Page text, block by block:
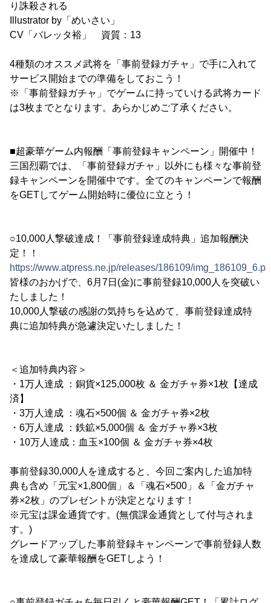
り誅殺される
Illustrator by「めいさい」
CV「バレッタ裕」 資質：13
4種類のオススメ武将を「事前登録ガチャ」で手に入れて
サービス開始までの準備をしておこう！
※「事前登録ガチャ」でゲームに持っていける武将カード
は3枚までとなります。あらかじめご了承ください。
■超豪華ゲーム内報酬「事前登録キャンペーン」開催中！
三国烈覇では、「事前登録ガチャ」以外にも様々な事前登
録キャンペーンを開催中です。全てのキャンペーンで報酬
をGETしてゲーム開始時に優位に立とう！
○10,000人撃破達成！「事前登録達成特典」追加報酬決
定！！
https://www.atpress.ne.jp/releases/186109/
皆様のおかげで、6月7日(金)に事前登録10,000人を突破い
たしました！
10,000人撃破の感謝の気持ちを込めて、事前登録達成特
典に追加特典が急遽決定いたしました！
＜追加特典内容＞
・1万人達成 ：銅貨×125,000枚 ＆ 金ガチャ券×1枚【達成
済】
・3万人達成 ：魂石×500個 ＆ 金ガチャ券×2枚
・6万人達成 ：鉄鉱×5,000個 ＆ 金ガチャ券×3枚
・10万人達成：血玉×100個 ＆ 金ガチャ券×4枚
事前登録30,000人を達成すると、今回ご案内した追加特
典も含め「元宝×1,800個」＆「魂石×500」＆「金ガチャ
券×2枚」のプレゼントが決定となります！
※元宝は課金通貨です。(無償課金通貨として付与されま
す。)
グレードアップした事前登録キャンペーンで事前登録人数
を達成して豪華報酬をGETしよう！